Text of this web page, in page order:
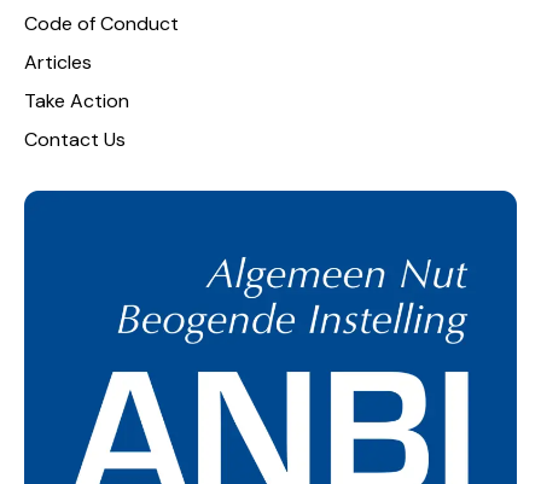
Code of Conduct
Articles
Take Action
Contact Us